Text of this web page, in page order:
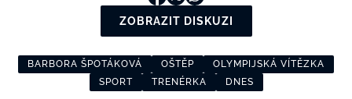
ZOBRAZIT DISKUZI
BARBORA ŠPOTÁKOVÁ OŠTĚP
OLYMPIJSKÁ VÍTĚZKA
SPORT
TRENÉRKA DNES